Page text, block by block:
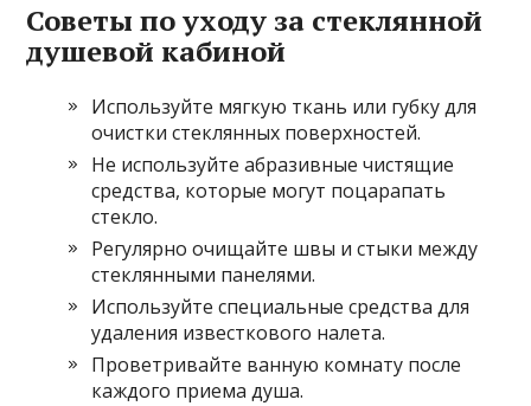
Советы по уходу за стеклянной
душевой кабиной
Используйте мягкую ткань или губку для
очистки стеклянных поверхностей.
Не используйте абразивные чистящие
средства, которые могут поцарапать
стекло.
Регулярно очищайте швы и стыки между
стеклянными панелями.
Используйте специальные средства для
удаления известкового налета.
Проветривайте ванную комнату после
каждого приема душа.